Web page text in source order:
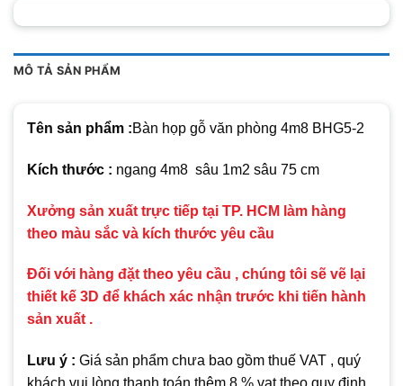
MÔ TẢ SẢN PHẨM
Tên sản phẩm :Bàn họp gỗ văn phòng 4m8 BHG5-2
Kích thước : ngang 4m8 sâu 1m2 sâu 75 cm
Xưởng sản xuất trực tiếp tại TP. HCM làm hàng
theo màu sắc và kích thước yêu cầu
Đối với hàng đặt theo yêu cầu , chúng tôi sẽ vẽ lại
thiết kế 3D để khách xác nhận trước khi tiến hành
sản xuất .
Lưu ý : Giá sản phẩm chưa bao gồm thuế VAT , quý